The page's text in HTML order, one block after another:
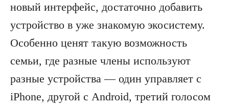
новый интерфейс, достаточно добавить
устройство в уже знакомую экосистему.
Особенно ценят такую возможность
семьи, где разные члены используют
разные устройства — один управляет с
iPhone, другой с Android, третий голосом